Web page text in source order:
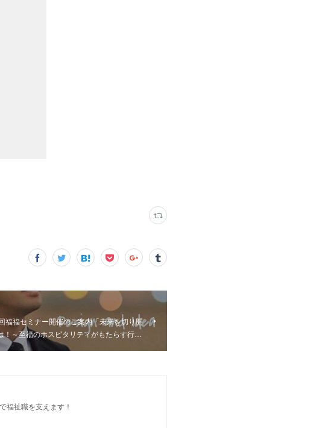
福セミナー開催のご案内「未来を切り開
！～至福のホスピタリティがもたらす行…
福祉職を支えます！